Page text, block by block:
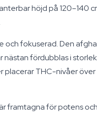
höjd på 120–140
fokuserad. Den
fördubblas i
THC-nivåer över
framtagna för potens